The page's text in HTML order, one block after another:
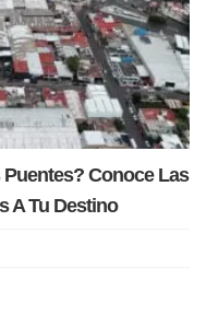
Conoce Las
A Tu Destino